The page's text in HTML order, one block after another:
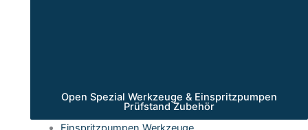
Open Spezial Werkzeuge & Einspritzpumpen
Prüfstand Zubehör